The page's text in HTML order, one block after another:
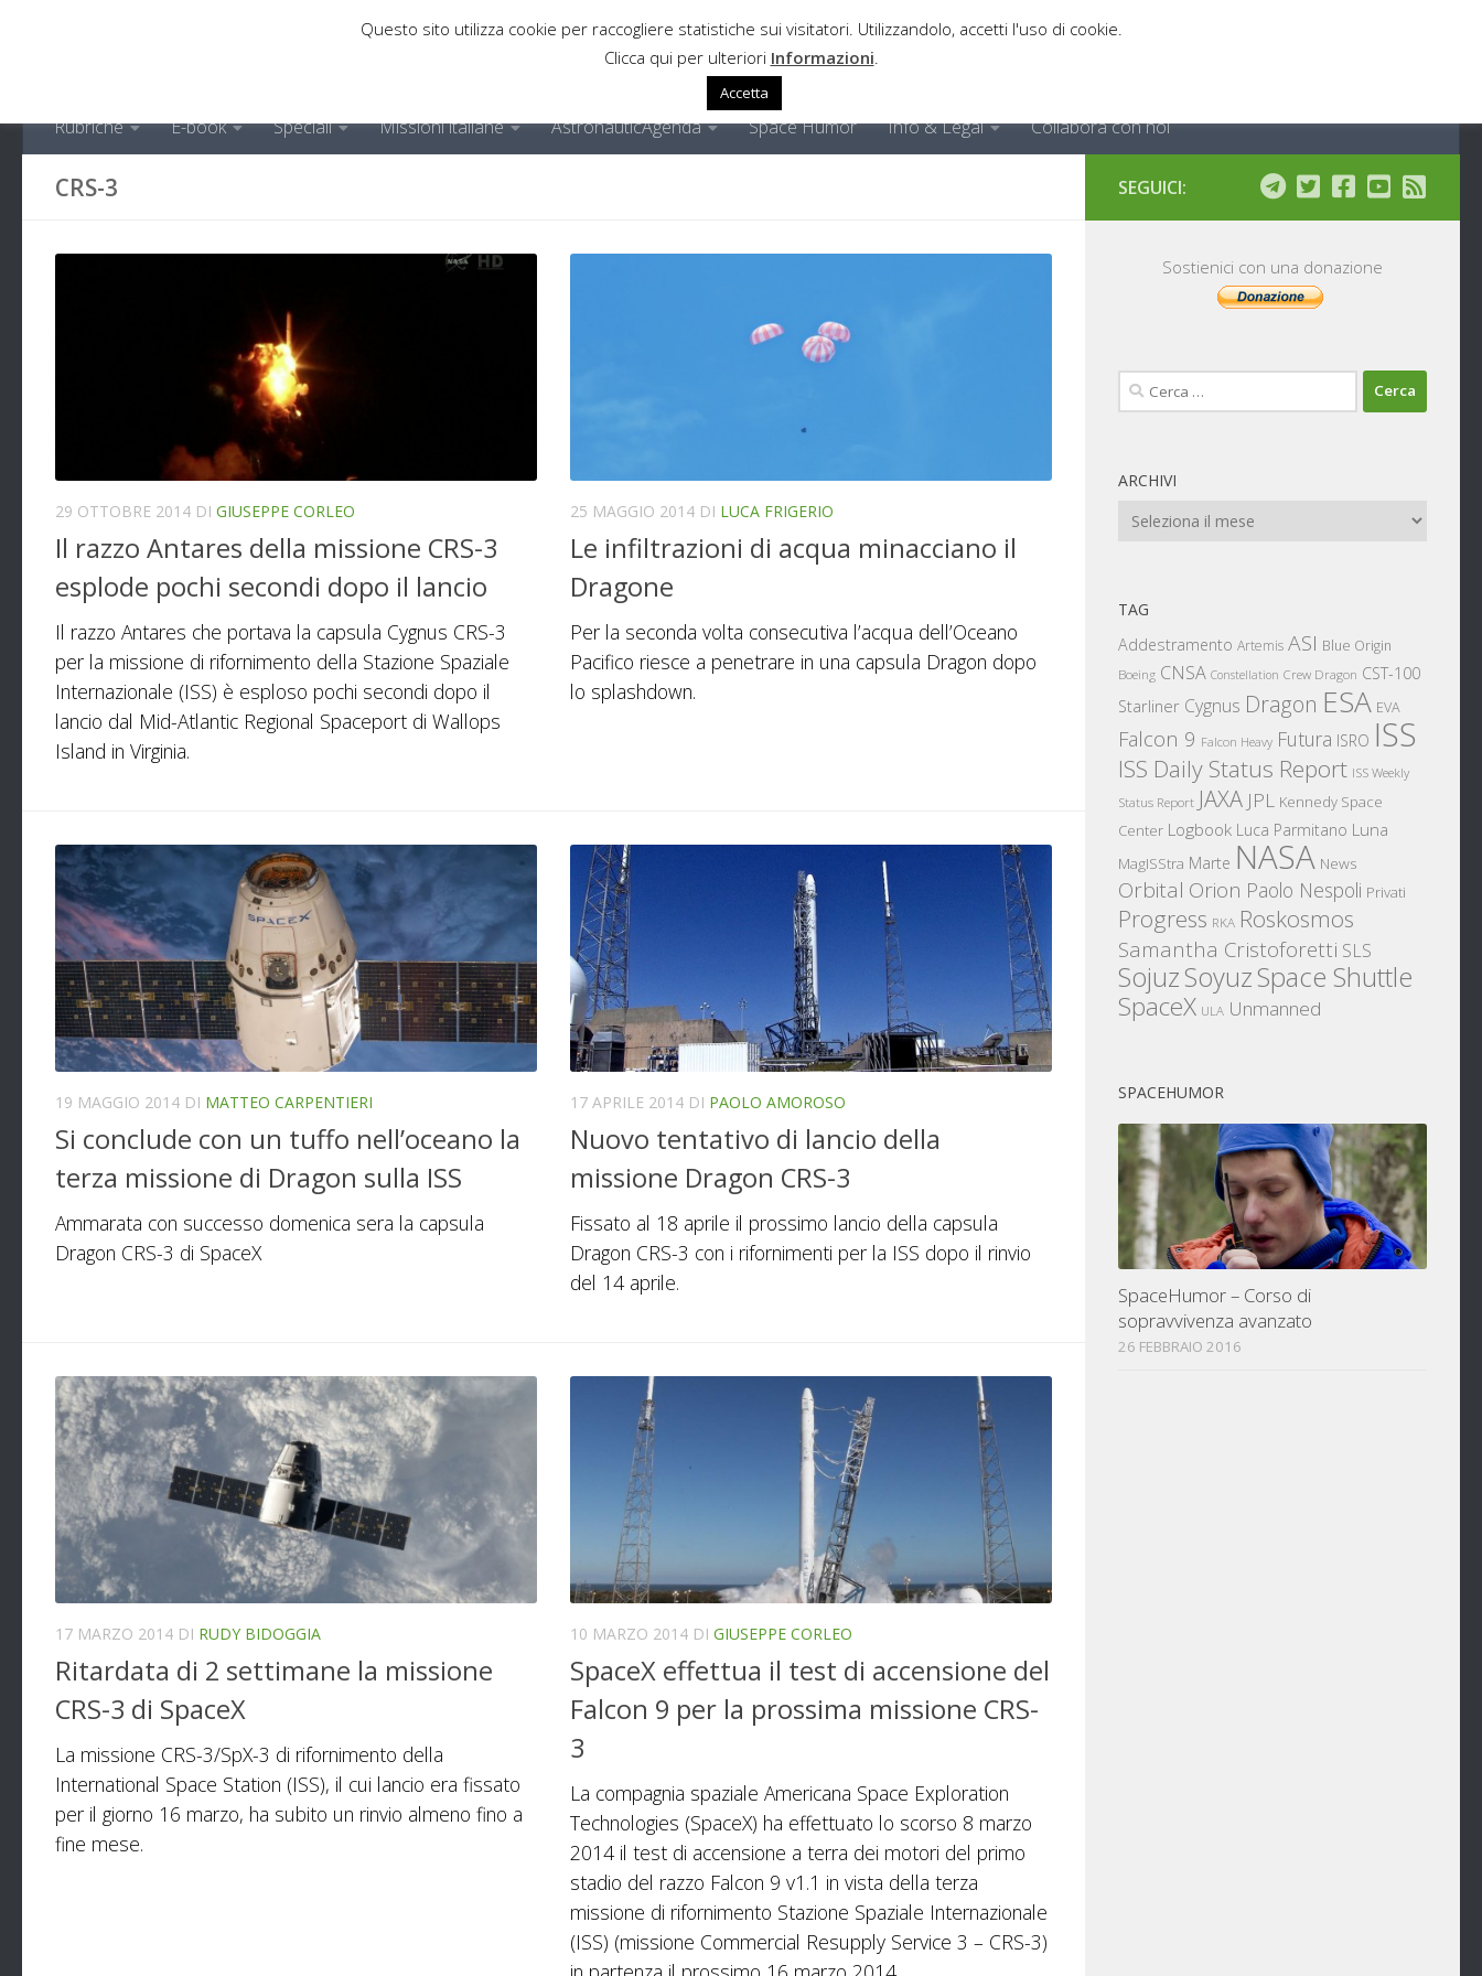
Rubriche E-book Speciali Missioni italiane AstronauticAgenda Space Humor Info & Legal Collabora con noi
CRS-3
29 OTTOBRE 2014 DI GIUSEPPE CORLEO
Il razzo Antares della missione CRS-3
esplode pochi secondi dopo il lancio
Il razzo Antares che portava la capsula Cygnus CRS-3
per la missione di rifornimento della Stazione Spaziale
Internazionale (ISS) è esploso pochi secondi dopo il
lancio dal Mid-Atlantic Regional Spaceport di Wallops
Island in Virginia.
25 MAGGIO 2014 DI LUCA FRIGERIO
Le infiltrazioni di acqua minacciano il
Dragone
Per la seconda volta consecutiva l’acqua dell’Oceano
Pacifico riesce a penetrare in una capsula Dragon dopo
lo splashdown.
19 MAGGIO 2014 DI MATTEO CARPENTIERI
Si conclude con un tuffo nell’oceano la
terza missione di Dragon sulla ISS
Ammarata con successo domenica sera la capsula
Dragon CRS-3 di SpaceX
17 APRILE 2014 DI PAOLO AMOROSO
Nuovo tentativo di lancio della
missione Dragon CRS-3
Fissato al 18 aprile il prossimo lancio della capsula
Dragon CRS-3 con i rifornimenti per la ISS dopo il rinvio
del 14 aprile.
17 MARZO 2014 DI RUDY BIDOGGIA
Ritardata di 2 settimane la missione
CRS-3 di SpaceX
La missione CRS-3/SpX-3 di rifornimento della
International Space Station (ISS), il cui lancio era fissato
per il giorno 16 marzo, ha subito un rinvio almeno fino a
fine mese.
10 MARZO 2014 DI GIUSEPPE CORLEO
SpaceX effettua il test di accensione del
Falcon 9 per la prossima missione CRS-
3
La compagnia spaziale Americana Space Exploration
Technologies (SpaceX) ha effettuato lo scorso 8 marzo
2014 il test di accensione a terra dei motori del primo
stadio del razzo Falcon 9 v1.1 in vista della terza
missione di rifornimento Stazione Spaziale Internazionale
(ISS) (missione Commercial Resupply Service 3 – CRS-3)
SEGUICI:
Sostienici con una donazione
Ricerca
per:
ARCHIVI
Archivi
TAG
Addestramento Artemis ASI Blue Origin
Boeing CNSA Constellation Crew Dragon CST-100
Starliner Cygnus Dragon ESA EVA
Falcon 9 Falcon Heavy Futura ISRO ISS
ISS Daily Status Report ISS Weekly
Status Report JAXA JPL Kennedy Space
Center Logbook Luca Parmitano Luna
MagISStra Marte NASA News
Orbital Orion Paolo Nespoli Privati
Progress RKA Roskosmos
Samantha Cristoforetti SLS
SojuzSoyuzSpace Shuttle
SpaceX ULA Unmanned
SPACEHUMOR
SpaceHumor – Corso di
sopravvivenza avanzato
26 FEBBRAIO 2016
Questo sito utilizza cookie per raccogliere statistiche sui visitatori. Utilizzandolo, accetti l'uso di cookie.
Clicca qui per ulteriori Informazioni
Accetta